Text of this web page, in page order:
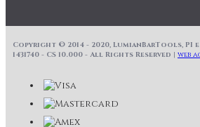
Copyright © 2014 - 2020, LumianBarTools, PI e
1431740 - CS 10.000 - All Rights Reserved | web